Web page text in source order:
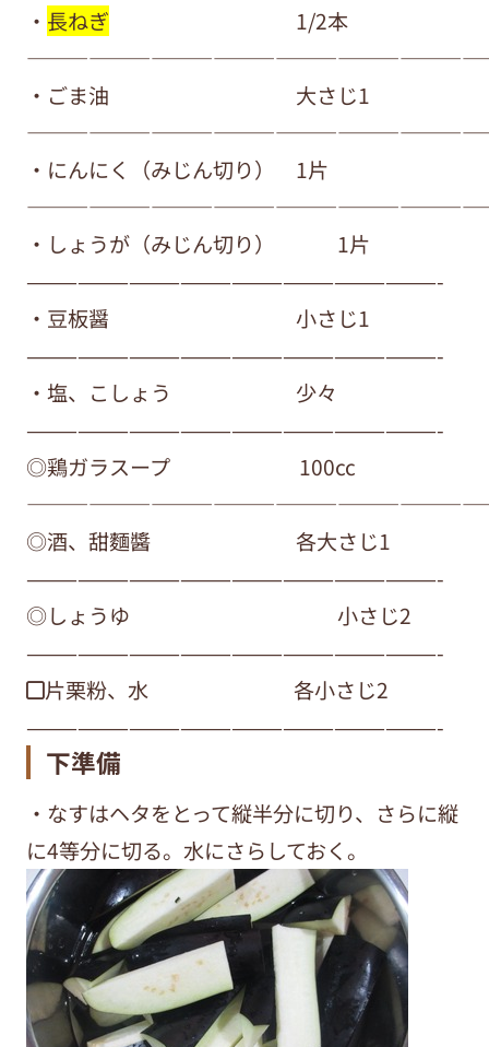
・ 長ねぎ 1/2本
・ごま油 大さじ1
・にんにく（みじん切り） 1片
・しょうが（みじん切り） 1片
————————————————————————-
・豆板醤 小さじ1
————————————————————————-
・塩、こしょう 少々
————————————————————————-
◎鶏ガラスープ 100cc
◎酒、甜麵醬 各大さじ1
————————————————————————-
◎しょうゆ 小さじ2
————————————————————————-
◼︎片栗粉、水 各小さじ2
————————————————————————-
下準備
・なすはヘタをとって縦半分に切り、さらに縦
に4等分に切る。水にさらしておく。